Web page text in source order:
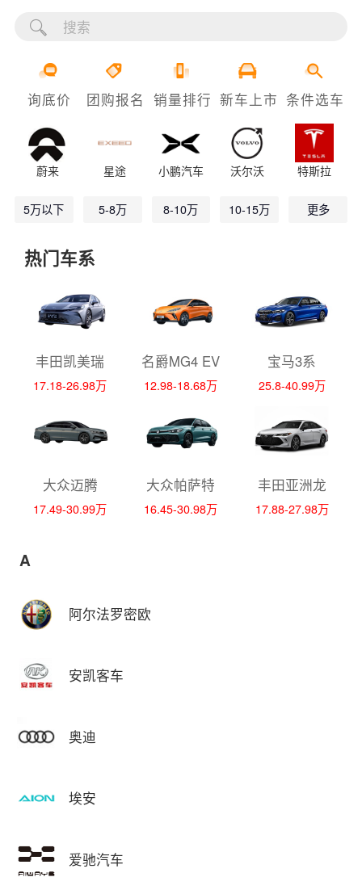
询底价 团购报名 销量排行 新车上市 条件选车
蔚来 星途 小鹏汽车 沃尔沃 特斯拉
5万以下 5-8万 8-10万 10-15万 更多
热门车系
丰田凯美瑞
17.18-26.98万
名爵MG4 EV
12.98-18.68万
宝马3系
25.8-40.99万
大众迈腾
17.49-30.99万
大众帕萨特
16.45-30.98万
丰田亚洲龙
17.88-27.98万
A
阿尔法罗密欧
安凯客车
奥迪
埃安
爱驰汽车